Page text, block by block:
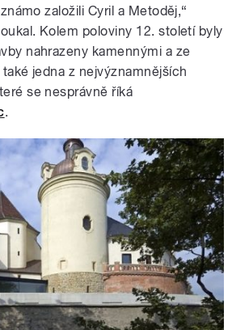
založili Cyril a Metoděj,“
Kolem poloviny 12. století byly
nahrazeny kamennými a ze
jedna z nejvýznamnějších
se nesprávně říká
.